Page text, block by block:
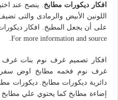
افكار ديكورات مطابخ . ينصح عند
اللونين الأبيض والرمادى والتى
على أن يجعل المطبخ. افكار
For more information and source.
افكار تصميم غرف نوم بنات
دائرية ديكورات مطابخ. ديكورات
إضاءة مطابخ كما يحتوي علي